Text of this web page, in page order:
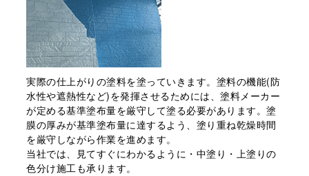
実際の仕上がりの塗料を塗っていきます。塗料の機能(防
水性や遮熱性など)を発揮させるためには、塗料メーカー
が定める基準塗布量を厳守して塗る必要があります。塗
膜の厚みが基準塗布量に達するよう、塗り重ね乾燥時間
を厳守しながら作業を進めます。
当社では、⾒てすぐにわかるように・中塗り・上塗りの
⾊分け施⼯も承ります。